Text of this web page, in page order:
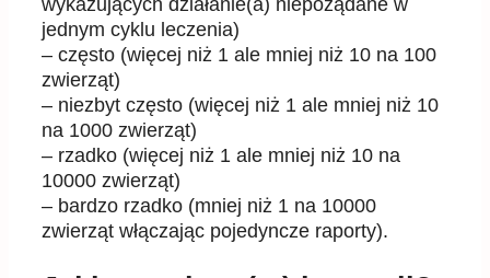
wykazujących działanie(a) niepożądane w
jednym cyklu leczenia)
– często (więcej niż 1 ale mniej niż 10 na 100
zwierząt)
– niezbyt często (więcej niż 1 ale mniej niż 10
na 1000 zwierząt)
– rzadko (więcej niż 1 ale mniej niż 10 na
10000 zwierząt)
– bardzo rzadko (mniej niż 1 na 10000
zwierząt włączając pojedyncze raporty).